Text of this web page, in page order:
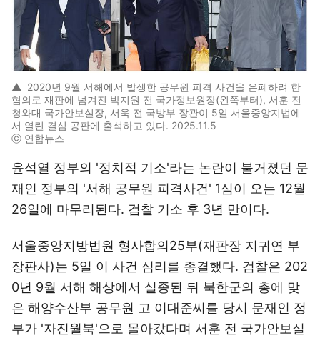
▲ 2020년 9월 서해에서 발생한 공무원 피격 사건을 은폐하려 한
혐의로 재판에 넘겨진 박지원 전 국가정보원장(왼쪽부터), 서훈 전
청와대 국가안보실장, 서욱 전 국방부 장관이 5일 서울중앙지법에
서 열린 결심 공판에 출석하고 있다. 2025.11.5
ⓒ 연합뉴스
윤석열 정부의 '정치적 기소'라는 논란이 불거졌던 문
재인 정부의 '서해 공무원 피격사건' 1심이 오는 12월
26일에 마무리된다. 검찰 기소 후 3년 만이다.
서울중앙지방법원 형사합의25부(재판장 지귀연 부
장판사)는 5일 이 사건 심리를 종결했다. 검찰은 202
0년 9월 서해 해상에서 실종된 뒤 북한군의 총에 맞
은 해양수산부 공무원 고 이대준씨를 당시 문재인 정
부가 '자진월북'으로 몰아갔다며 서훈 전 국가안보실